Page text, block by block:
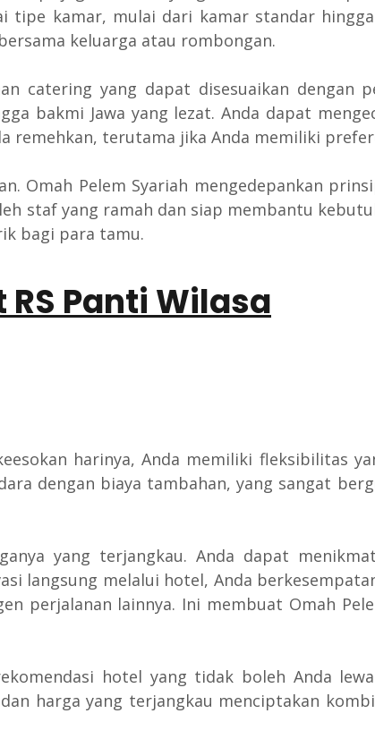
tipe kamar, mulai dari kamar standar
keluarga atau rombongan.
catering yang dapat disesuaikan dengan
bakmi Jawa yang lezat. Anda dapat
remehkan, terutama jika Anda memiliki
Omah Pelem Syariah mengedepankan
staf yang ramah dan siap membantu
bagi para tamu.
Panti Wilasa
harinya, Anda memiliki fleksibilitas
dengan biaya tambahan, yang sangat
yang terjangkau. Anda dapat
langsung melalui hotel, Anda
perjalanan lainnya. Ini membuat Omah
hotel yang tidak boleh Anda
harga yang terjangkau menciptakan